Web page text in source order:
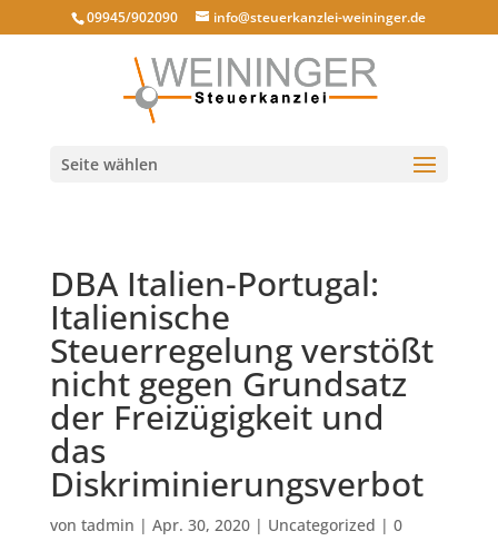
09945/902090 info@steuerkanzlei-weininger.de
Seite wählen
DBA Italien-Portugal:
Italienische
Steuerregelung verstößt
nicht gegen Grundsatz
der Freizügigkeit und
das
Diskriminierungsverbot
von tadmin | Apr. 30, 2020| Uncategorized | 0